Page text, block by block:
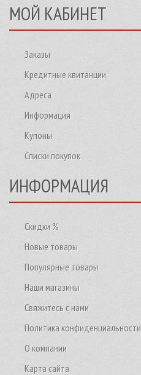
МОЙ КАБИНЕТ
Заказы
Кредитные квитанции
Адреса
Информация
Купоны
Списки покупок
ИНФОРМАЦИЯ
Скидки %
Новые товары
Популярные товары
Наши магазины
Свяжитесь с нами
Политика конфиденциальности
О компании
Карта сайта